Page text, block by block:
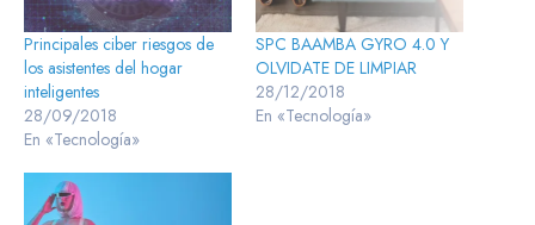
Principales ciber riesgos de
los asistentes del hogar
inteligentes
28/09/2018
En «Tecnología»
SPC BAAMBA GYRO 4.0 Y
OLVIDATE DE LIMPIAR
28/12/2018
En «Tecnología»